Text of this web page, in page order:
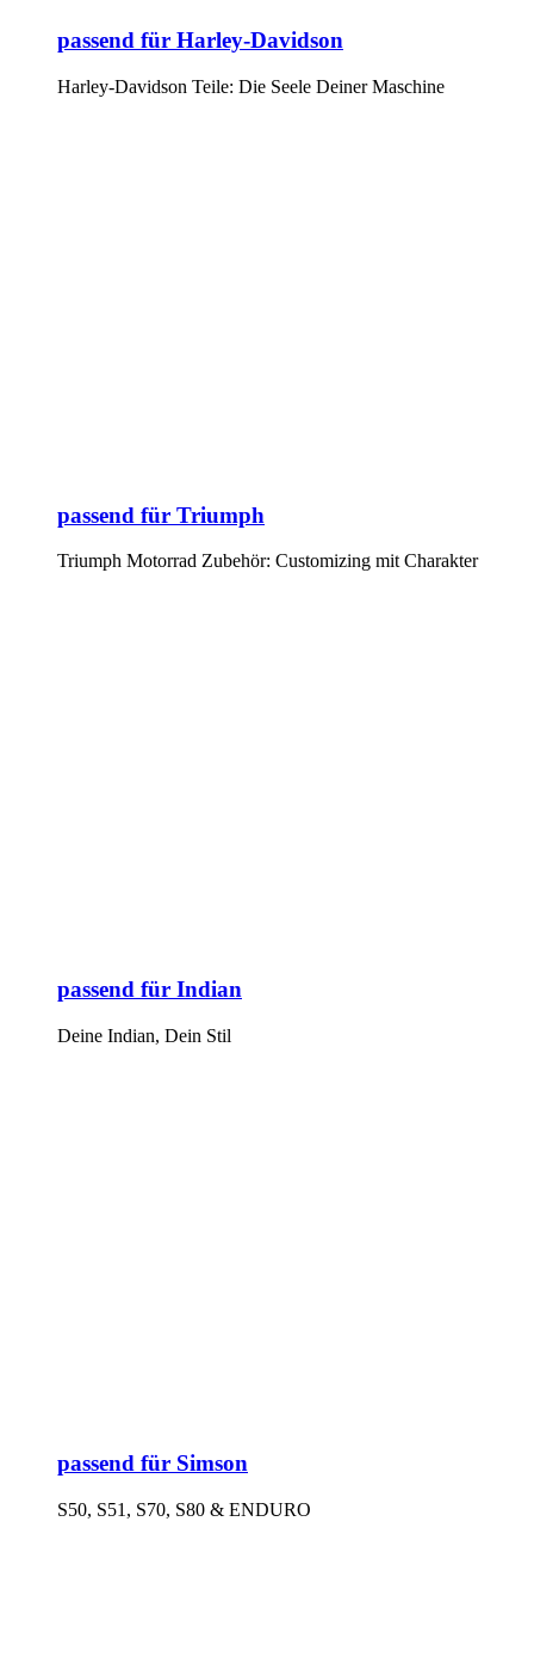
passend für Harley-Davidson
Harley-Davidson Teile: Die Seele Deiner Maschine
passend für Triumph
Triumph Motorrad Zubehör: Customizing mit Charakter
passend für Indian
Deine Indian, Dein Stil
passend für Simson
S50, S51, S70, S80 & ENDURO